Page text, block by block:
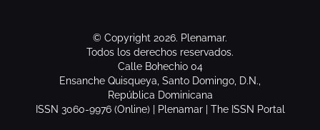
© Copyright 2026. Plenamar.
Todos los derechos reservados.
Calle Bohechio 04
Ensanche Quisqueya, Santo Domingo, D.N.,
República Dominicana
ISSN 3060-9976 (Online) | Plenamar | The ISSN Portal